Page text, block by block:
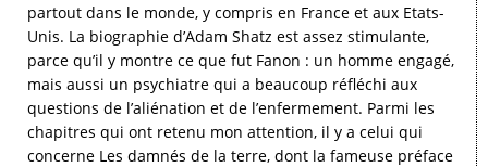
partout dans le monde, y compris en France et aux Etats-
Unis. La biographie d’Adam Shatz est assez stimulante,
parce qu’il y montre ce que fut Fanon : un homme engagé,
mais aussi un psychiatre qui a beaucoup réfléchi aux
questions de l’aliénation et de l’enfermement. Parmi les
chapitres qui ont retenu mon attention, il y a celui qui
concerne Les damnés de la terre, dont la fameuse préface